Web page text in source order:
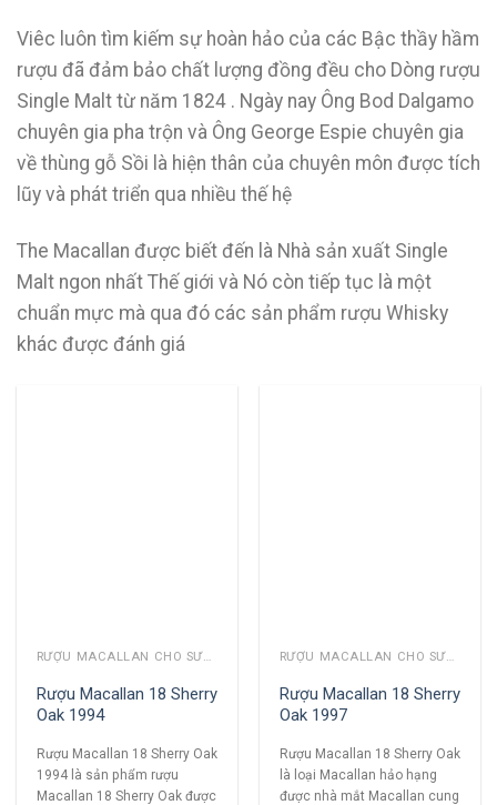
Viêc luôn tìm kiếm sự hoàn hảo của các Bậc thầy hầm
rượu đã đảm bảo chất lượng đồng đều cho Dòng rượu
Single Malt từ năm 1824 . Ngày nay Ông Bod Dalgamo
chuyên gia pha trộn và Ông George Espie chuyên gia
về thùng gỗ Sồi là hiện thân của chuyên môn được tích
lũy và phát triển qua nhiều thế hệ
The Macallan được biết đến là Nhà sản xuất Single
Malt ngon nhất Thế giới và Nó còn tiếp tục là một
chuẩn mực mà qua đó các sản phẩm rượu Whisky
khác được đánh giá
RƯỢU MACALLAN CHO SƯU TẦM
Rượu Macallan 18 Sherry
Oak 1994
Rượu Macallan 18 Sherry Oak
1994 là sản phẩm rượu
Macallan 18 Sherry Oak được
RƯỢU MACALLAN CHO SƯU TẦM
Rượu Macallan 18 Sherry
Oak 1997
Rượu Macallan 18 Sherry Oak
là loại Macallan hảo hạng
được nhà mắt Macallan cung